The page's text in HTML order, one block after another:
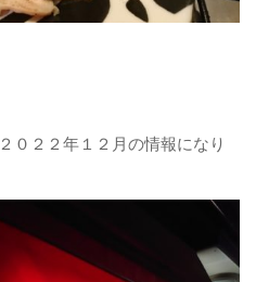
０２２年１２月の情報になり